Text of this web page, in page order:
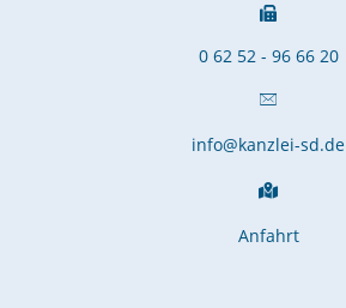
0 62 52 - 96 66 20
info@kanzlei-sd.de
Anfahrt